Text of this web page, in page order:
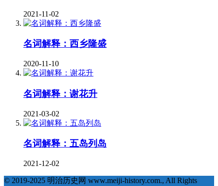
2021-11-02
名词解释：西乡隆盛
2020-11-10
名词解释：谢花升
2021-03-02
名词解释：五岛列岛
2021-12-02
© 2019-2025 明治历史网 www.meiji-history.com., All Rights